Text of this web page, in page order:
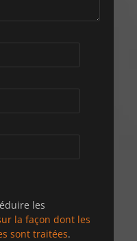
les
la façon dont les
sont traitées.